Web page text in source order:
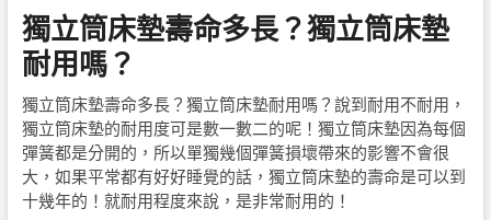
獨立筒床墊壽命多長？獨立筒床墊
耐用嗎？
獨立筒床墊壽命多長？獨立筒床墊耐用嗎？說到耐用不耐用，
獨立筒床墊的耐用度可是數一數二的呢！獨立筒床墊因為每個
彈簧都是分開的，所以單獨幾個彈簧損壞帶來的影響不會很
大，如果平常都有好好睡覺的話，獨立筒床墊的壽命是可以到
十幾年的！就耐用程度來說，是非常耐用的！